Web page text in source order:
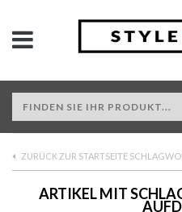
ZURÜCK ZUR STARTSEITE
ARTIKEL MIT